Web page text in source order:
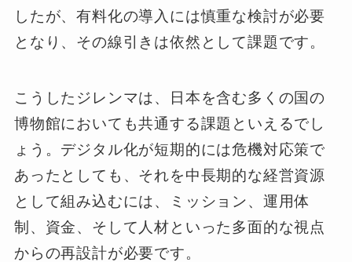
したが、有料化の導入には慎重な検討が必要
となり、その線引きは依然として課題です。
こうしたジレンマは、日本を含む多くの国の
博物館においても共通する課題といえるでし
ょう。デジタル化が短期的には危機対応策で
あったとしても、それを中長期的な経営資源
として組み込むには、ミッション、運用体
制、資金、そして人材といった多面的な視点
からの再設計が必要です。